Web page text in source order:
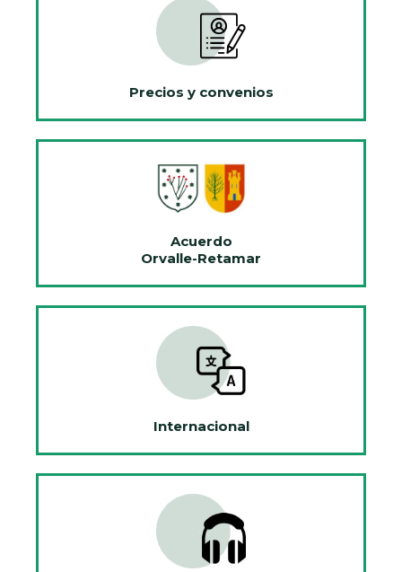
Precios y convenios
Acuerdo
Orvalle-Retamar
Internacional